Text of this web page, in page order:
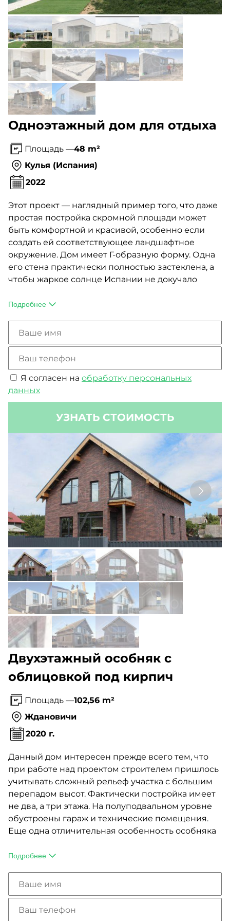
Одноэтажный дом для отдыха
Площадь —48 m²
Кулья (Испания)
2022
Этот проект — наглядный пример того, что даже
простая постройка скромной площади может
быть комфортной и красивой, особенно если
создать ей соответствующее ландшафтное
окружение. Дом имеет Г-образную форму. Одна
его стена практически полностью застеклена, а
чтобы жаркое солнце Испании не докучало
сооружен навес, образующий крытую террасу.
водостоком. Фундаментом служит монолитная
максимально надежную опору.
Подробнее
Я согласен на обработку персональных
данных
Двухэтажный особняк с
облицовкой под кирпич
Площадь —102,56 m²
Ждановичи
2020 г.
Данный дом интересен прежде всего тем, что
при работе над проектом строителем пришлось
учитывать сложный рельеф участка с большим
перепадом высот. Фактически постройка имеет
не два, а три этажа. На полуподвальном уровне
обустроены гараж и технические помещения.
Еще одна отличительная особенность особняка
который защищает жильцов от холодного
Для отделки фасадов дизайнеры AET-HOME
имитирующую кирпич, которая идеально легла
на гладкие ровные стены.
Подробнее